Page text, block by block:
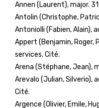
Annen (Laurent), major.
Antolin (Christophe,
Antoniolli (Fabien, Alain),
Appert (Benjamin, Roger,
services. Cité.
Arena (Stéphane, Jean),
Arevalo (Julian, Silverio),
Cité.
Argence (Olivier, Emile,